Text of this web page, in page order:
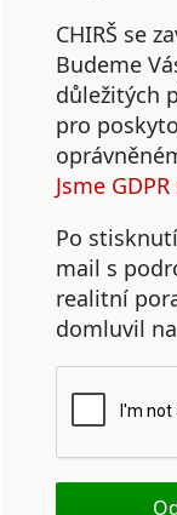
CHIRŠ se
Budeme
důležitých
pro
Jsme
Po
mail s
realitní
domluvil